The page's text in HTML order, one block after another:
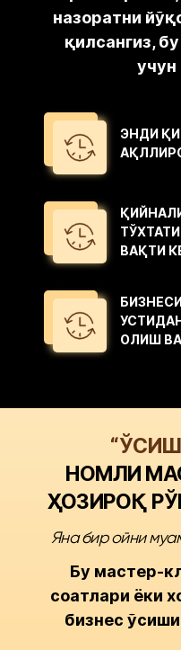
НОМЛИ
ҲОЗИРОҚ
ЭНДИ
ВАҚТИ
ОЛИШ
назоратни
қилсангиз,
учун
Яна бир ойни
Бу мастер-
соатлари ёки
бизнес